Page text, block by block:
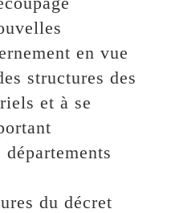
en vue
structures des
et à se
du décret